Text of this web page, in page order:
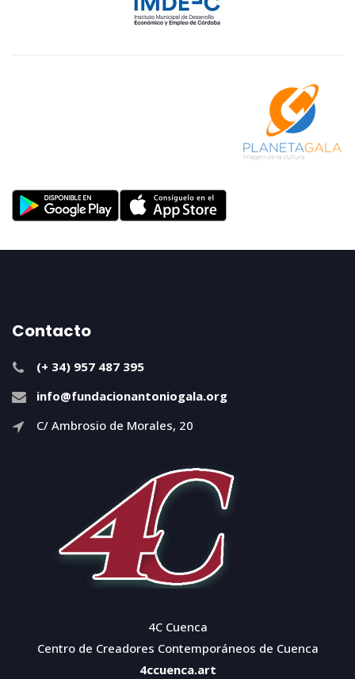
Contacto
(+ 34) 957 487 395
info@fundacionantoniogala.org
C/ Ambrosio de Morales, 20
4C Cuenca
Centro de Creadores Contemporáneos de Cuenca
4ccuenca.art